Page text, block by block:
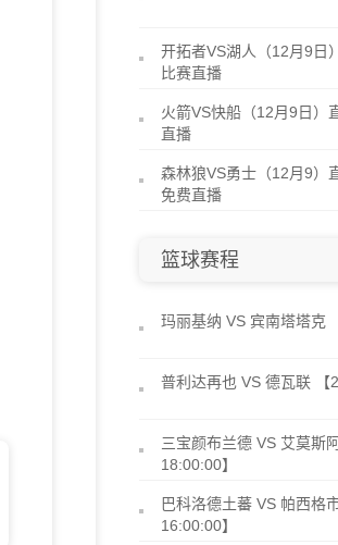
开拓者VS湖人（12月9日
比赛直播
火箭VS快船（12月9日）
直播
森林狼VS勇士（12月9）
免费直播
篮球赛程
玛丽基纳 VS 宾南塔塔克
普利达再也 VS 德瓦联 【
三宝颜布兰德 VS 艾莫斯
18:00:00】
巴科洛德土蕃 VS 帕西格
16:00:00】